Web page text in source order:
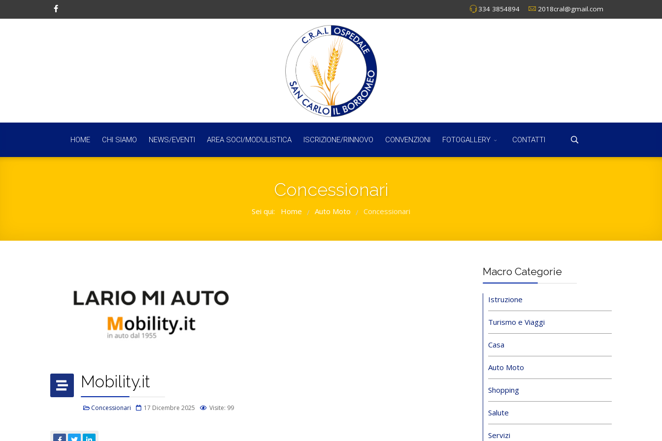
334 3854894 2018cral@gmail.com
HOME CHI SIAMO NEWS/EVENTI AREA SOCI/MODULISTICA ISCRIZIONE/RINNOVO CONVENZIONI FOTOGALLERY CONTATTI
Concessionari
Sei qui: Home / Auto Moto / Concessionari
Mobility.it
Concessionari 17 Dicembre 2025 Visite: 99
Macro Categorie
Istruzione
Turismo e Viaggi
Casa
Auto Moto
Shopping
Salute
Servizi